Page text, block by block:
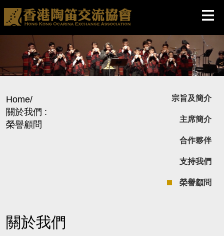
Home/
關於我們 :
榮譽顧問
宗旨及簡介
主席簡介
合作夥伴
支持我們
榮譽顧問
關於我們